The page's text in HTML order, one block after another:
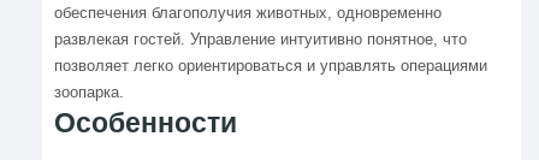
обеспечения благополучия животных, одновременно
развлекая гостей. Управление интуитивно понятное, что
позволяет легко ориентироваться и управлять операциями
зоопарка.
Особенности